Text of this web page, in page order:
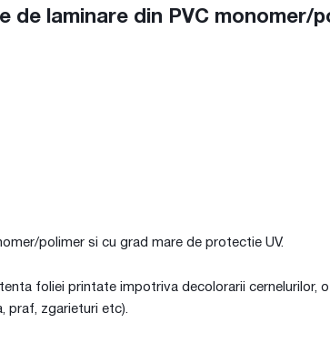
de laminare din PVC monomer/
polimer si cu grad mare de protectie UV.
foliei printate impotriva decolorarii
praf, zgarieturi etc).